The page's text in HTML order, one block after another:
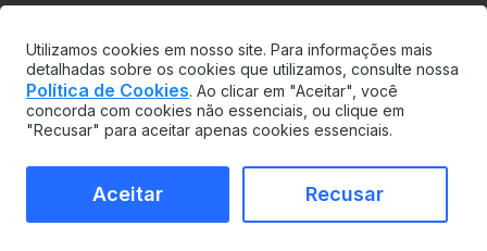
Utilizamos cookies em nosso site. Para informações mais
detalhadas sobre os cookies que utilizamos, consulte nossa
Política de Cookies. Ao clicar em "Aceitar", você
concorda com cookies não essenciais, ou clique em
"Recusar" para aceitar apenas cookies essenciais.
Aceitar Recusar